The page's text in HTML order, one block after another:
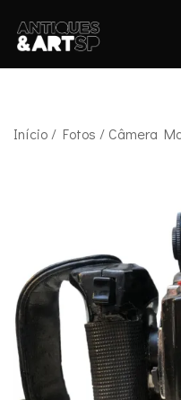
content
Antiques & Art SP
Início / Fotos / Câmera